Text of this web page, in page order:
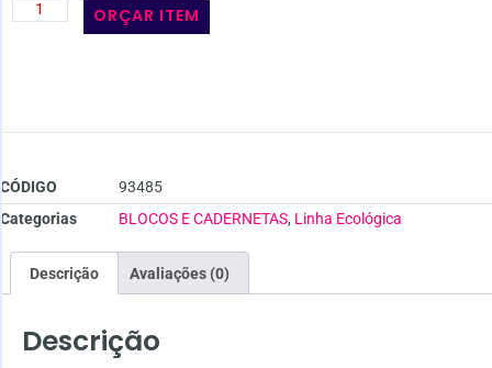
ORÇAR ITEM
CÓDIGO
93485
Categorias
BLOCOS E CADERNETAS, Linha Ecológica
Descrição Avaliações (0)
Descrição